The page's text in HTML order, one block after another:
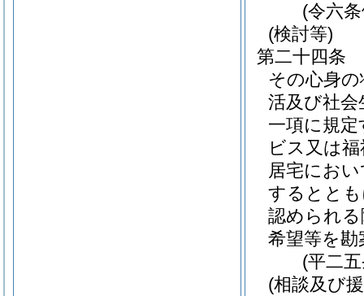
(令六
(検討等)
第二十四条
その心身
活及び社
一項に規
ビス又は
居宅にお
するとと
認められ
希望等を
(平二
(相談及び